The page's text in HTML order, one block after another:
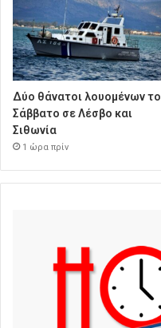
Δύο θάνατοι λουομένων το
Σάββατο σε Λέσβο και
Σιθωνία
1 ώρα πρίν